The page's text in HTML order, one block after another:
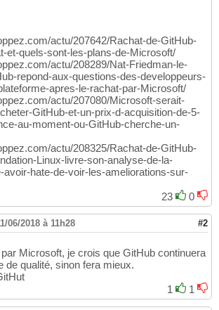
actu/207642/Rachat-de-GitHub-
et-quels-sont-les-plans-de-Microsoft/
actu/208289/Nat-Friedman-le-
repond-aux-questions-des-developpeurs-
apres-le-rachat-par-Microsoft/
actu/207080/Microsoft-serait-
GitHub-et-un-prix-d-acquisition-de-5-
au-moment-ou-GitHub-cherche-un-
actu/208325/Rachat-de-GitHub-
Linux-livre-son-analyse-de-la-
avoir-hate-de-voir-les-ameliorations-sur-
23
0
06/2018 à 11h28 #2
Microsoft, je crois que GitHub continuera
de qualité, sinon fera mieux.
1
1